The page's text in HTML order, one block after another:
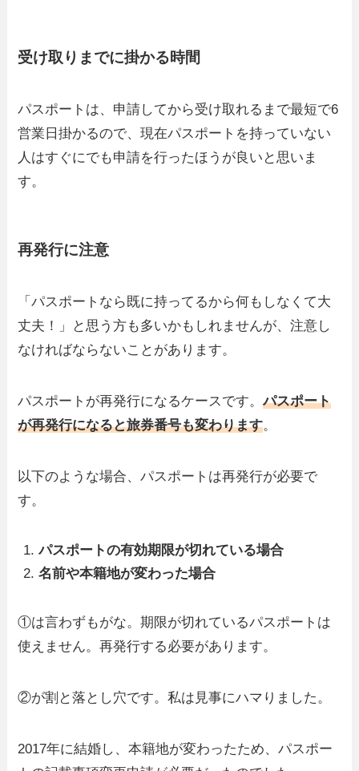
受け取りまでに掛かる時間
パスポートは、申請してから受け取れるまで最短で6
営業日掛かるので、現在パスポートを持っていない
人はすぐにでも申請を行ったほうが良いと思いま
す。
再発行に注意
「パスポートなら既に持ってるから何もしなくて大
丈夫！」と思う方も多いかもしれませんが、注意し
なければならないことがあります。
パスポートが再発行になるケースです。パスポート
が再発行になると旅券番号も変わります。
以下のような場合、パスポートは再発行が必要で
す。
パスポートの有効期限が切れている場合
名前や本籍地が変わった場合
①は言わずもがな。期限が切れているパスポートは
使えません。再発行する必要があります。
②が割と落とし穴です。私は見事にハマりました。
2017年に結婚し、本籍地が変わったため、パスポー